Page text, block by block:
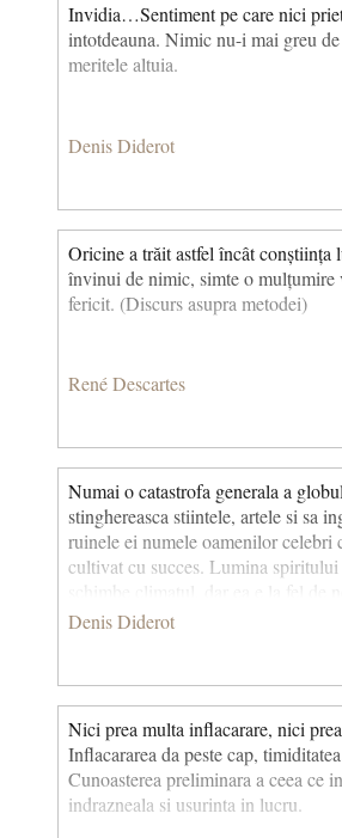
Invidia…Sentiment pe care nici
intotdeauna. Nimic nu-i mai greu
meritele altuia.
Denis Diderot
Oricine a trăit astfel încât conștiința
învinui de nimic, simte o mulțumire
fericit. (Discurs asupra metodei)
René Descartes
Numai o catastrofa generala a
stinghereasca stiintele, artele si sa
ruinele ei numele oamenilor celebri
cultivat cu succes. Lumina spiritului
schimbe climatul, dar ea e la fel de
lumina soarelui.
Denis Diderot
Nici prea multa inflacarare, nici
Inflacararea da peste cap,
Cunoasterea preliminara a ceea ce
indrazneala si usurinta in lucru.